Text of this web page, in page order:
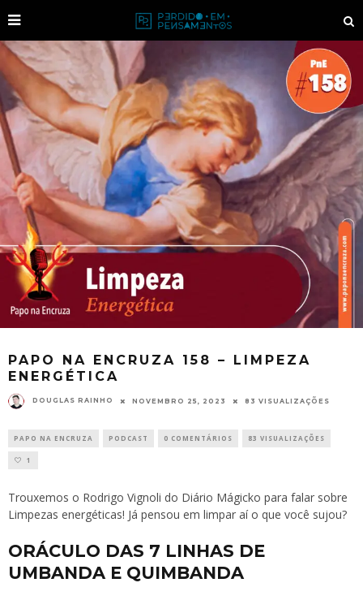
PAPO NA ENCRUZA 158 – LIMPEZA
ENERGÉTICA
DOUGLAS RAINHO NOVEMBRO 25, 2023 83 VISUALIZAÇÕES
PAPO NA ENCRUZA PODCAST 0 COMENTÁRIOS 83 VISUALIZAÇÕES
1
Trouxemos o Rodrigo Vignoli do Diário Mágicko para falar sobre
Limpezas energéticas! Já pensou em limpar aí o que você sujou?
ORÁCULO DAS 7 LINHAS DE
UMBANDA E QUIMBANDA